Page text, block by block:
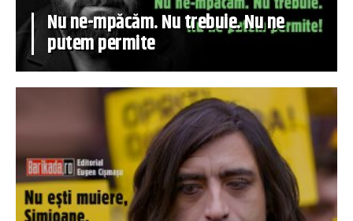
Nu ne-mpăcăm. Nu trebuie. Nu ne
putem permite